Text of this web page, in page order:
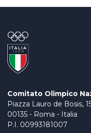
Comitato Olimpico
Piazza Lauro de Bosis,
00135 - Roma - Italia
P.I. 00993181007